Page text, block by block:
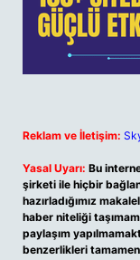
Reklam ve İletişim:
Yasal Uyarı: Bu
şirketi ile hiçbir
hazırladığımız
haber niteliği
paylaşım
benzerlikleri